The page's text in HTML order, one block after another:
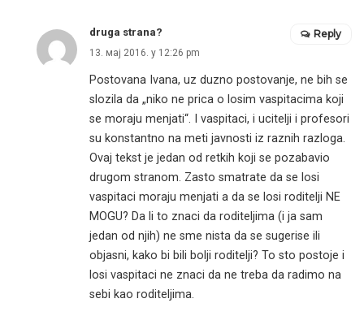
druga strana?
13. мај 2016. у 12:26 pm
Postovana Ivana, uz duzno postovanje, ne bih se
slozila da „niko ne prica o losim vaspitacima koji
se moraju menjati“. I vaspitaci, i ucitelji i profesori
su konstantno na meti javnosti iz raznih razloga.
Ovaj tekst je jedan od retkih koji se pozabavio
drugom stranom. Zasto smatrate da se losi
vaspitaci moraju menjati a da se losi roditelji NE
MOGU? Da li to znaci da roditeljima (i ja sam
jedan od njih) ne sme nista da se sugerise ili
objasni, kako bi bili bolji roditelji? To sto postoje i
losi vaspitaci ne znaci da ne treba da radimo na
sebi kao roditeljima.
Reply